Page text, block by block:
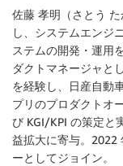
佐藤 孝明（さとう
し、システムエンジ
ステムの開発・運用
ダクトマネージャと
を経験し、日産自動
プリのプロダクトオ
び KGI/KPI の策定と
益拡大に寄与。2022
ーとしてジョイン。